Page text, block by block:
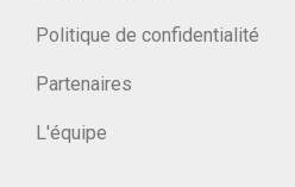
Politique de confidentialité
Partenaires
L'équipe